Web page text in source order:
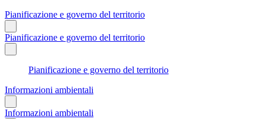
Pianificazione e governo del territorio
Pianificazione e governo del territorio
Pianificazione e governo del territorio
Informazioni ambientali
Informazioni ambientali